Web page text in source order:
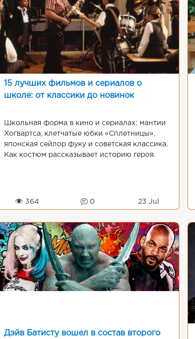
15 лучших фильмов и сериалов о
школе: от классики до новинок
Школьная форма в кино и сериалах: мантии
Хогвартса, клетчатые юбки «Сплетницы»,
японская сейлор фуку и советская классика.
Как костюм рассказывает историю героя.
👁 364 0 23 Jul
Дэйв Батисту вошел в состав второго